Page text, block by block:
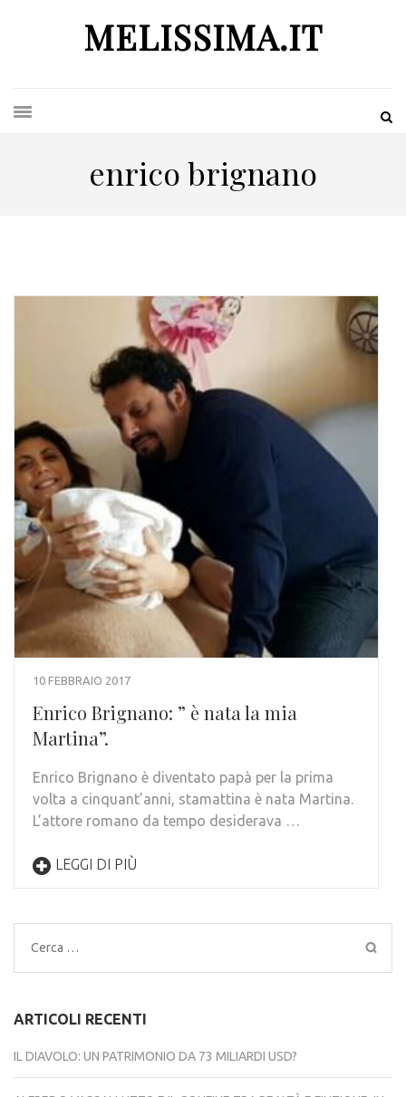
MELISSIMA.IT
enrico brignano
10 FEBBRAIO 2017
Enrico Brignano: ” è nata la mia
Martina”.
Enrico Brignano è diventato papà per la prima
volta a cinquant’anni, stamattina è nata Martina.
L’attore romano da tempo desiderava …
LEGGI DI PIÙ
Ricerca
per:
ARTICOLI RECENTI
IL DIAVOLO: UN PATRIMONIO DA 73 MILIARDI USD?